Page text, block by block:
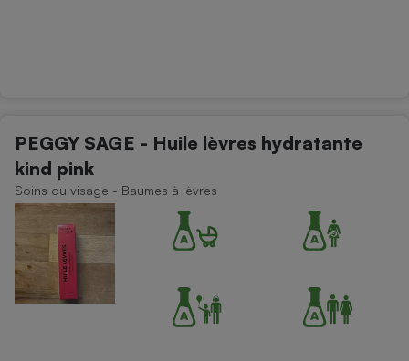
PEGGY SAGE - Huile lèvres hydratante
kind pink
Soins du visage - Baumes à lèvres